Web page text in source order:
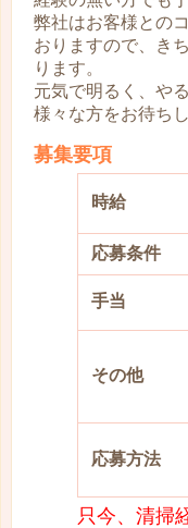
弊社はお客様との
おりますので、き
ります。
元気で明るく、や
様々な方をお待ち
募集要項
時給
応募条件
手当
その他
応募方法
只今、清掃